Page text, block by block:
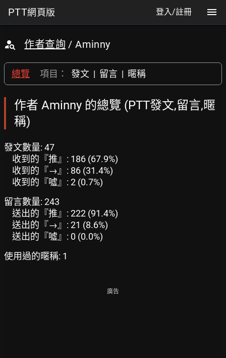
PTT網頁版 登入/註冊
作者查詢 / Aminny
總覽 項目： 發文 | 留言 | 暱稱
作者 Aminny 的總覽 (PTT發文,留言,暱
稱)
發文數量: 47
收到的『推』: 186 (67.9%)
收到的『→』: 86 (31.4%)
收到的『噓』: 2 (0.7%)
留言數量: 243
送出的『推』: 222 (91.4%)
送出的『→』: 21 (8.6%)
送出的『噓』: 0 (0.0%)
使用過的暱稱: 1
廣告